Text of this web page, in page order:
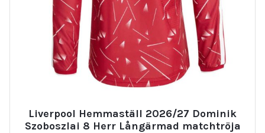
Liverpool Hemmaställ 2026/27 Dominik
Szoboszlai 8 Herr Långärmad matchtröja